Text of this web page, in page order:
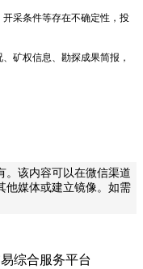
采条件等存在不确定性，投
矿权信息、勘探成果简报，
。该内容可以在微信渠道
他媒体或建立镜像。如需
综合服务平台